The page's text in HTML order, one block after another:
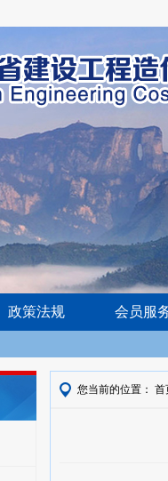
政策法规 会员服
您当前的位置： 首